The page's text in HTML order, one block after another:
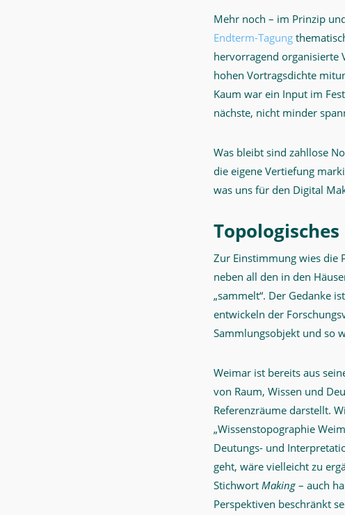
Mehr noch – im Prinzip
Endterm-Tagung
hervorragend organisierte
hohen Vortragsdichte
Kaum war ein Input im
nächste, nicht minder
Was bleibt sind zahllose
die eigene Vertiefung
was uns für den Digital
Topologisches
Zur Einstimmung wies die
neben all den in den
„sammelt“. Der Gedanke
entwickeln der
Sammlungsobjekt und so
Weimar ist bereits aus
von Raum, Wissen und
Referenzräume darstellt.
„Wissenstopographie
Deutungs- und
geht, wäre vielleicht zu
Stichwort Making – auch
Perspektiven beschränkt